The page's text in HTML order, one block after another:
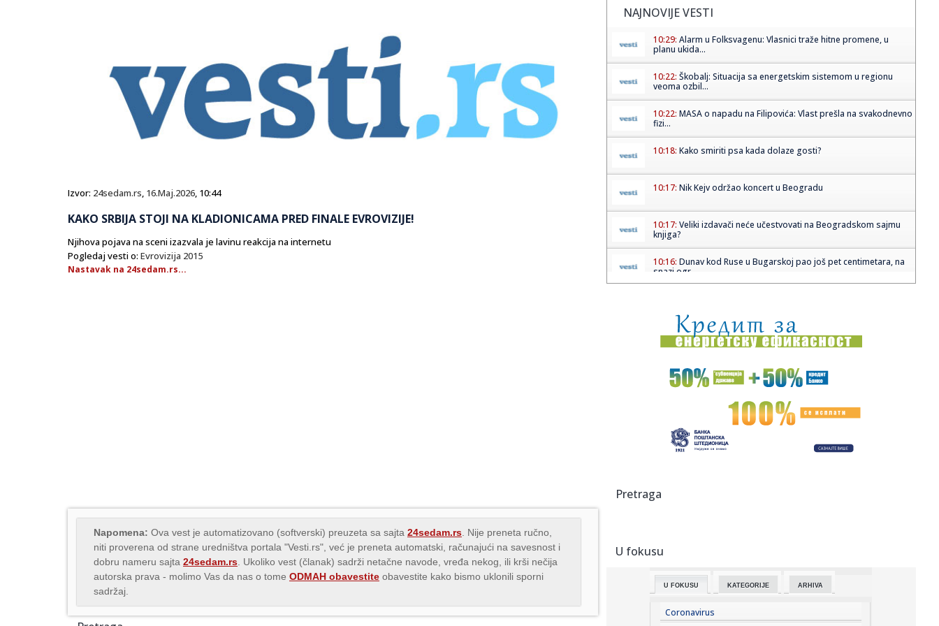
Izvor: 24sedam.rs, 16.Maj.2026, 10:44
KAKO SRBIJA STOJI NA KLADIONICAMA PRED FINALE EVROVIZIJE!
Njihova pojava na sceni izazvala je lavinu reakcija na internetu
Pogledaj vesti o: Evrovizija 2015
Nastavak na 24sedam.rs...
Napomena: Ova vest je automatizovano (softverski) preuzeta sa sajta 24sedam.rs . Nije preneta ručno,
niti proverena od strane uredništva portala "Vesti.rs", već je preneta automatski, računajući na savesnost i
dobru nameru sajta 24sedam.rs . Ukoliko vest (članak) sadrži netačne navode, vređa nekog, ili krši nečija
autorska prava - molimo Vas da nas o tome ODMAH obavestite obavestite kako bismo uklonili sporni
sadržaj.
NAJNOVIJE VESTI
10:29: Alarm u Folksvagenu: Vlasnici traže hitne promene, u
planu ukida...
10:22: Škobalj: Situacija sa energetskim sistemom u regionu
veoma ozbil...
10:22: MASA o napadu na Filipovića: Vlast prešla na svakodnevno
fizi...
10:18: Kako smiriti psa kada dolaze gosti?
10:17: Nik Kejv održao koncert u Beogradu
10:17: Veliki izdavači neće učestvovati na Beogradskom sajmu
knjiga?
10:16: Dunav kod Ruse u Bugarskoj pao još pet centimetara, na
snazi ogr...
10:12:VELIKI PREOKRET U ABA LIGI: Vojinović napušta regionalno
takmi...
10:11:Ko je u pravu za rafineriju: Vučić upozorava na Dunav, NIS
Železničar "blindirao" Kokovića!
10:11:Počela specijalna operacija spasavanja: Potopljene dve
godine!
10:08:
10:06:
Kineski špijunski softver se proširio svetom: Prati i rutere
Pretraga
U fokusu
U FOKUSU KATEGORIJE ARHIVA
Coronavirus